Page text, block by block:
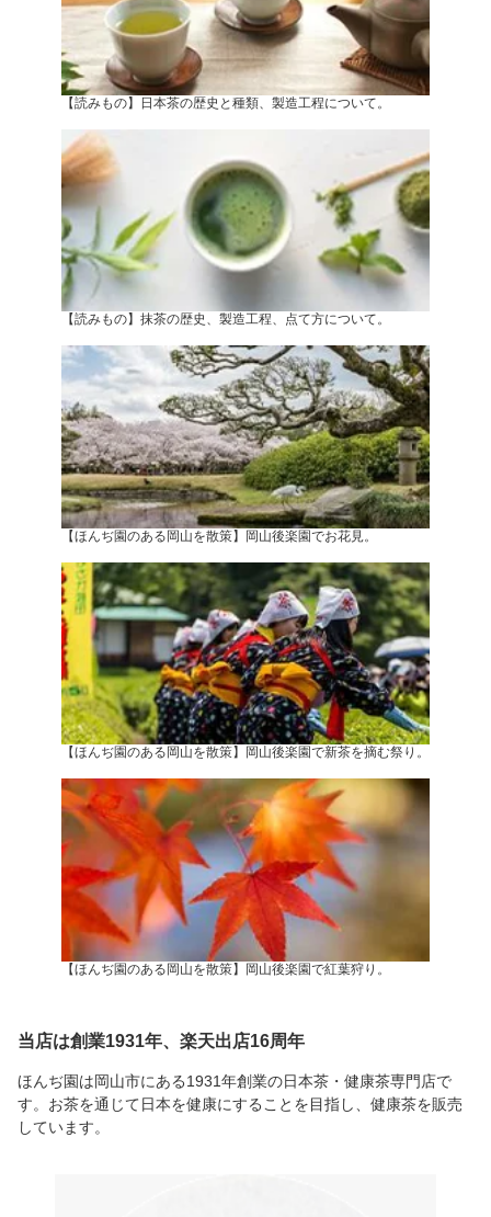
【読みもの】日本茶の歴史と種類、製造工程について。
【読みもの】抹茶の歴史、製造工程、点て方について。
【ほんぢ園のある岡山を散策】岡山後楽園でお花見。
【ほんぢ園のある岡山を散策】岡山後楽園で新茶を摘む祭り。
【ほんぢ園のある岡山を散策】岡山後楽園で紅葉狩り。
当店は創業1931年、楽天出店16周年
ほんぢ園は岡山市にある1931年創業の日本茶・健康茶専門店で
す。お茶を通じて日本を健康にすることを目指し、健康茶を販売
しています。